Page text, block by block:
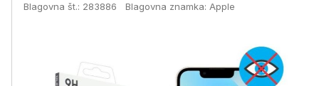
Blagovna št.: 283886 Blagovna znamka: Apple